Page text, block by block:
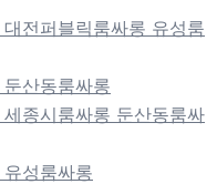
전퍼블릭룸싸롱 유성룸
산동룸싸롱
종시룸싸롱 둔산동룸싸
성룸싸롱